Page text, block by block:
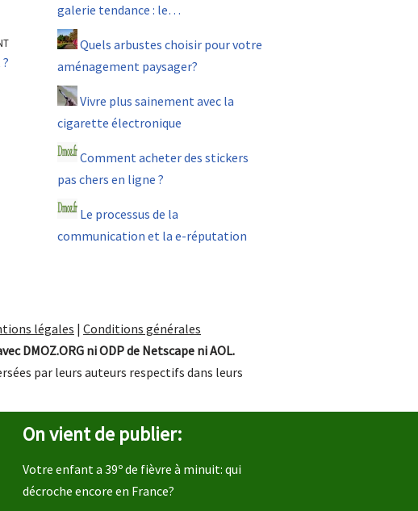
galerie tendance : le…
Quels arbustes choisir pour votre
aménagement paysager?
Vivre plus sainement avec la
cigarette électronique
Comment acheter des stickers
pas chers en ligne ?
Le processus de la
communication et la e-réputation
légales | Conditions générales
DMOZ.ORG ni ODP de Netscape ni AOL.
par leurs auteurs respectifs dans leurs
On vient de publier:
Votre enfant a 39º de fièvre à minuit: qui
décroche encore en France?